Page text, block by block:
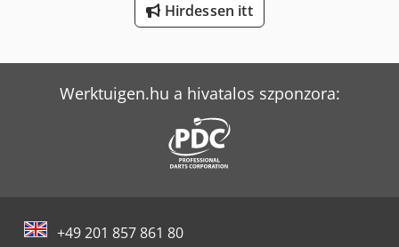
Hirdessen itt
Werktuigen.hu a hivatalos szponzora:
+49 201 857 861 80